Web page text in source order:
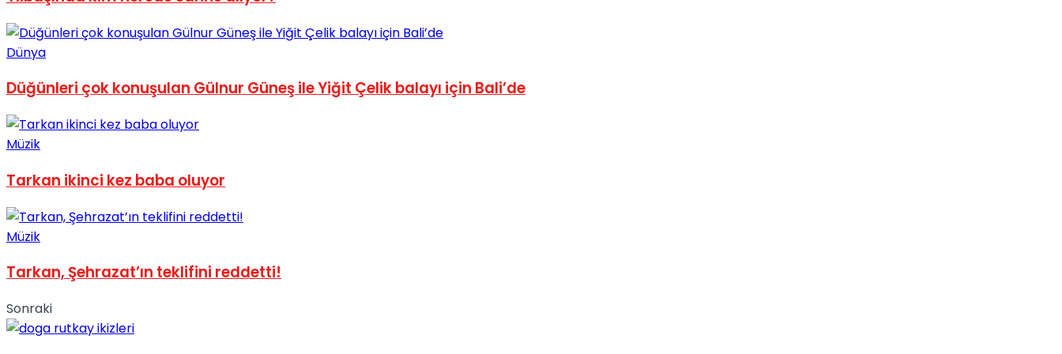
No Result
View All Result
Dünya
Düğünleri çok konuşulan Gülnur Güneş ile Yiğit Çelik balayı için Bali’de
Müzik
Tarkan ikinci kez baba oluyor
Müzik
Tarkan, Şehrazat’ın teklifini reddetti!
Sonraki